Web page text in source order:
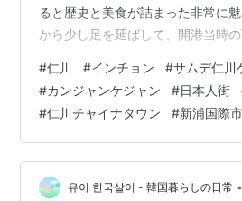
ると歴史と美食が詰まった非常に
から少し足を延ばして、開港当時
きにもグルメ好きにもたまらない、
けします。 創業60余年「サムデ仁
게장)」 「新浦（シンポ）国際市場
まったような「日本人街（開港場
ふれる「仁川チャイナタウン」へ
「サムデ仁川ケジャ…
#仁川 #インチョン #サムデ仁川
#カンジャンケジャン #日本人街
#仁川チャイナタウン #新浦国際
유이 한국살이 - 韓国暮らしの日常 •